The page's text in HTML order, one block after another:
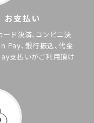
お支払い
ード決済、コンビニ決
Pay、銀行振込、代金
支払いがご利用頂け